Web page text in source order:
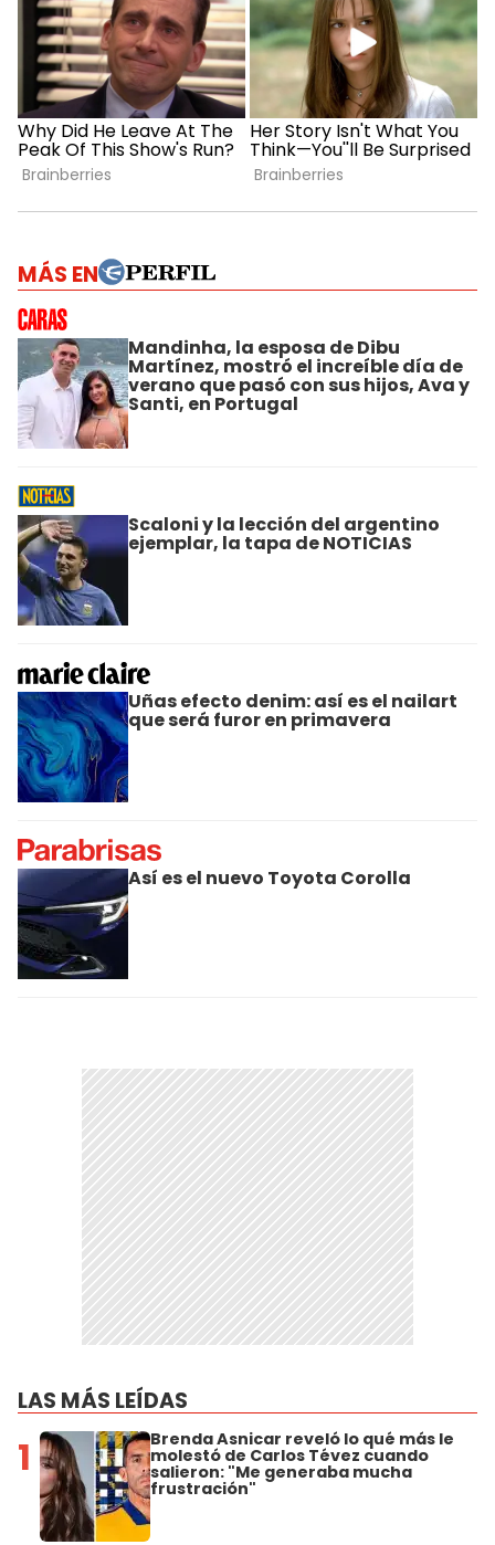
MÁS EN
Mandinha, la esposa de Dibu
Martínez, mostró el increíble día de
verano que pasó con sus hijos, Ava y
Santi, en Portugal
Scaloni y la lección del argentino
ejemplar, la tapa de NOTICIAS
Uñas efecto denim: así es el nailart
que será furor en primavera
Así es el nuevo Toyota Corolla
LAS MÁS LEÍDAS
1 Brenda Asnicar reveló lo qué más le
molestó de Carlos Tévez cuando
salieron: "Me generaba mucha
frustración"